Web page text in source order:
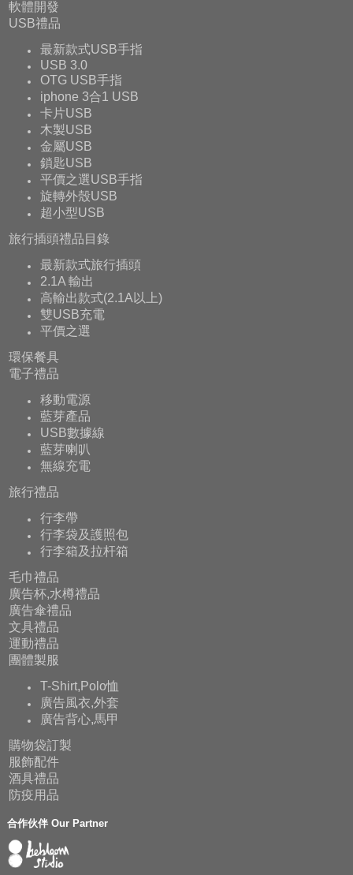
軟體開發
USB禮品
最新款式USB手指
USB 3.0
OTG USB手指
iphone 3合1 USB
卡片USB
木製USB
金屬USB
鎖匙USB
平價之選USB手指
旋轉外殼USB
超小型USB
旅行插頭禮品目錄
最新款式旅行插頭
2.1A 輸出
高輸出款式(2.1A以上)
雙USB充電
平價之選
環保餐具
電子禮品
移動電源
藍芽產品
USB數據線
藍芽喇叭
無線充電
旅行禮品
行李帶
行李袋及護照包
行李箱及拉杆箱
毛巾禮品
廣告杯,水樽禮品
廣告傘禮品
文具禮品
運動禮品
團體製服
T-Shirt,Polo恤
廣告風衣,外套
廣告背心,馬甲
購物袋訂製
服飾配件
酒具禮品
防疫用品
合作伙伴 Our Partner